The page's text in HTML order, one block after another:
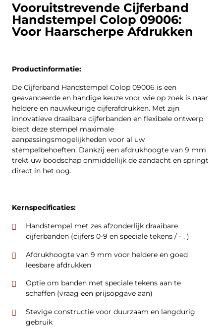
Vooruitstrevende Cijferband
Handstempel Colop 09006:
Voor Haarscherpe Afdrukken
Productinformatie:
De Cijferband Handstempel Colop 09006 is een
geavanceerde en handige keuze voor wie op zoek is naar
heldere en nauwkeurige cijferafdrukken. Met zijn
innovatieve draaibare cijferbanden en flexibele ontwerp
biedt deze stempel maximale
aanpassingsmogelijkheden voor al uw
stempelbehoeften. Dankzij een afdrukhoogte van 9 mm
trekt uw boodschap onmiddellijk de aandacht en springt
direct in het oog.
Kernspecificaties:
Handstempel met zes afzonderlijk draaibare
cijferbanden (cijfers 0-9 en speciale tekens / - . )
Afdrukhoogte van 9 mm voor heldere en goed
leesbare afdrukken
Optie om banden met speciale tekens aan te
schaffen (vraag een prijsopgave aan)
Stevige constructie voor duurzaam en langdurig
gebruik